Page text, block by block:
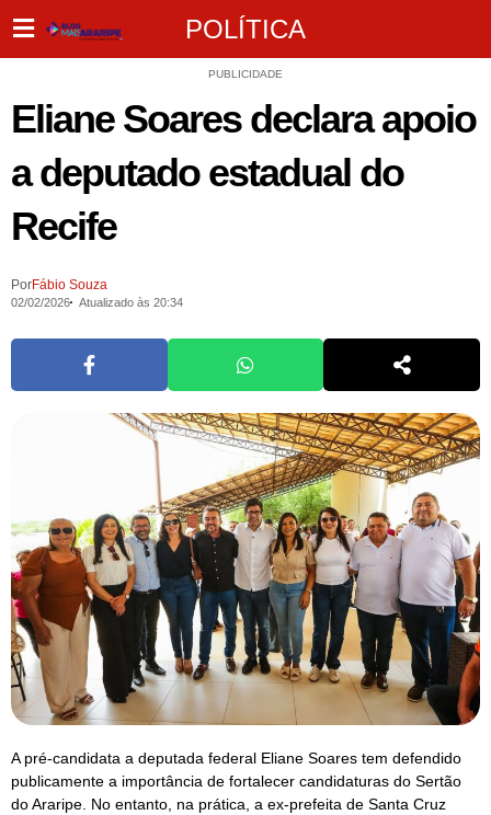
POLÍTICA
PUBLICIDADE
Eliane Soares declara apoio
a deputado estadual do
Recife
PorFábio Souza
02/02/2026 Atualizado às 20:34
A pré-candidata a deputada federal Eliane Soares tem defendido
publicamente a importância de fortalecer candidaturas do Sertão
do Araripe. No entanto, na prática, a ex-prefeita de Santa Cruz